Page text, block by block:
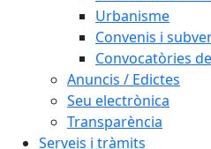
Urbanisme
Convenis i
Convocatòries
Anuncis / Edictes
Seu electrònica
Transparència
Serveis i tràmits